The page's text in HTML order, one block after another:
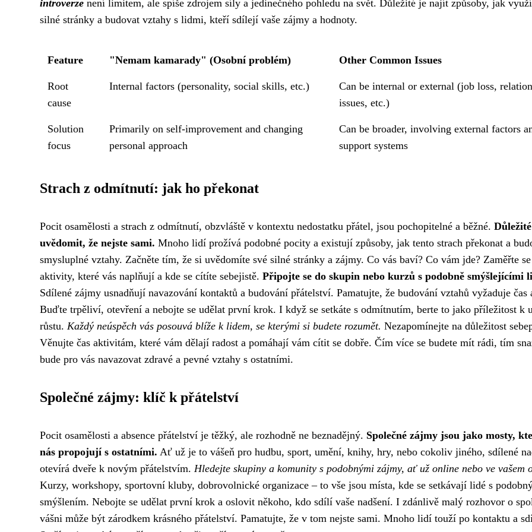
introverze není limitem, ale spíše zdrojem síly a jedinečného pohledu na svět. Důležité je najít způsoby, jak
silné stránky a budovat vztahy s lidmi, kteří sdílejí vaše zájmy a hodnoty.
Feature "Nemam kamarady" (Osobní problém) Other Common Issues
Root
cause
Internal factors (personality, social skills, etc.)
Can be internal or external (job loss,
issues, etc.)
Solution
focus
Primarily on self-improvement and changing
personal approach
Can be broader, involving external factors
support systems
Strach z odmítnutí: jak ho překonat
Pocit osamělosti a strach z odmítnutí, obzvláště v kontextu nedostatku přátel, jsou pochopitelné a běžné.
uvědomit, že nejste sami. Mnoho lidí prožívá podobné pocity a existují způsoby, jak tento strach překonat a
smysluplné vztahy. Začněte tím, že si uvědomíte své silné stránky a zájmy. Co vás baví? Co vám jde? Zaměřte
aktivity, které vás naplňují a kde se cítíte sebejistě. Připojte se do skupin nebo kurzů s podobně smýšlejícími
Sdílené zájmy usnadňují navazování kontaktů a budování přátelství. Pamatujte, že budování vztahů vyžaduje čas
Buďte trpěliví, otevření a nebojte se udělat první krok. I když se setkáte s odmítnutím, berte to jako příležitost k
růstu. Každý neúspěch vás posouvá blíže k lidem, se kterými si budete rozumět. Nezapomínejte na důležitost
Věnujte čas aktivitám, které vám dělají radost a pomáhají vám cítit se dobře. Čím více se budete mít rádi, tím
bude pro vás navazovat zdravé a pevné vztahy s ostatními.
Společné zájmy: klíč k přátelství
Pocit osamělosti a absence přátelství je těžký, ale rozhodně ne beznadějný. Společné zájmy jsou jako mosty,
nás propojují s ostatními. Ať už je to vášeň pro hudbu, sport, umění, knihy, hry, nebo cokoliv jiného, sdílené
otevírá dveře k novým přátelstvím. Hledejte skupiny a komunity s podobnými zájmy, ať už online nebo ve vašem
Kurzy, workshopy, sportovní kluby, dobrovolnické organizace – to vše jsou místa, kde se setkávají lidé s
smýšlením. Nebojte se udělat první krok a oslovit někoho, kdo sdílí vaše nadšení. I zdánlivě malý rozhovor o
vášni může být zárodkem krásného přátelství. Pamatujte, že v tom nejste sami. Mnoho lidí touží po kontaktu a